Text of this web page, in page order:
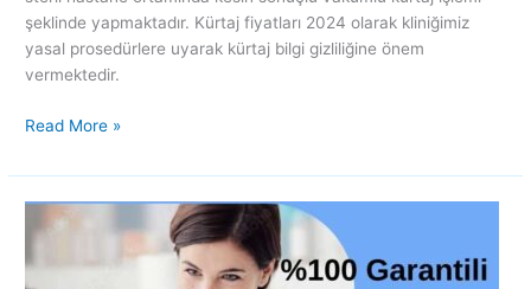
şeklinde yapmaktadır. Kürtaj fiyatları 2024 olarak kliniğimiz
yasal prosedürlere uyarak kürtaj bilgi gizliliğine önem
vermektedir.
Read More »
Kürtaj
fiyatları
Kadınlar